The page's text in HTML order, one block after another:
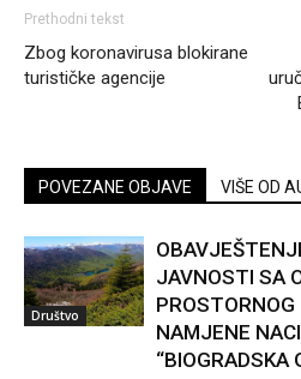
Prethodni tekst
Zbog koronavirusa blokirane
turističke agencije
POVEZANE OBJAVE VIŠE OD
Društvo
JAVNOSTI SA
NAMJENE
“BIOGRADSKA